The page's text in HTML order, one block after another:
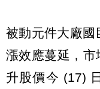
被動元件大廠國
漲效應蔓延，市
升股價今 (17)